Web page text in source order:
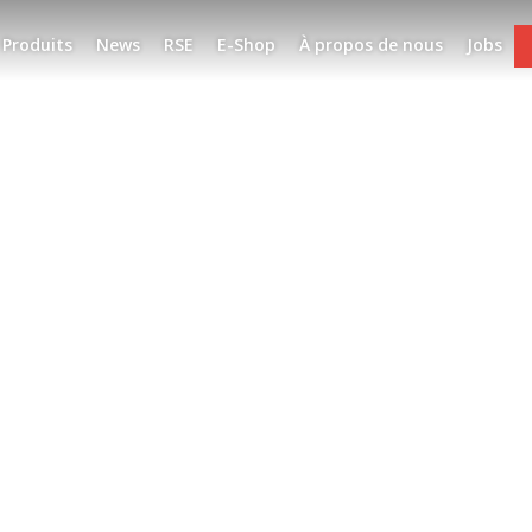
Produits News RSE E-Shop À propos de nous Jobs